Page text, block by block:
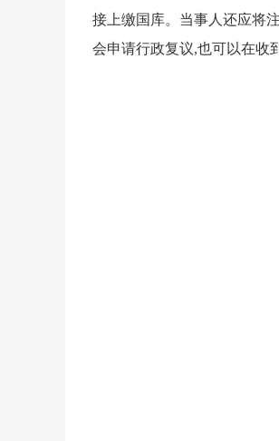
接上缴国库。当事人还应将
会申请行政复议,也可以在收
江